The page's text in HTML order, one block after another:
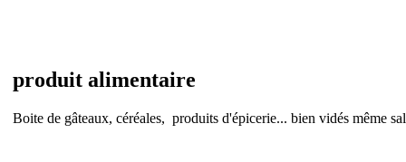
produit alimentaire
Boite de gâteaux, céréales, produits d'épicerie... bien vidés même